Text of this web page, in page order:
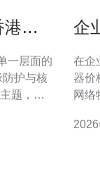
机
一层面的
防护与核
题，概
成可操
企
在企
器价
网络
判断